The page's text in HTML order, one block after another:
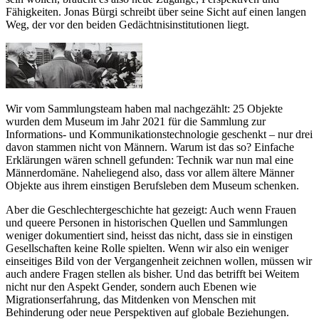
Fähigkeiten. Jonas Bürgi schreibt über seine Sicht auf einen langen
Weg, der vor den beiden Gedächtnisinstitutionen liegt.
Wir vom Sammlungsteam haben mal nachgezählt: 25 Objekte
wurden dem Museum im Jahr 2021 für die Sammlung zur
Informations- und Kommunikationstechnologie geschenkt – nur drei
davon stammen nicht von Männern. Warum ist das so? Einfache
Erklärungen wären schnell gefunden: Technik war nun mal eine
Männerdomäne. Naheliegend also, dass vor allem ältere Männer
Objekte aus ihrem einstigen Berufsleben dem Museum schenken.
Aber die Geschlechtergeschichte hat gezeigt: Auch wenn Frauen
und queere Personen in historischen Quellen und Sammlungen
weniger dokumentiert sind, heisst das nicht, dass sie in einstigen
Gesellschaften keine Rolle spielten. Wenn wir also ein weniger
einseitiges Bild von der Vergangenheit zeichnen wollen, müssen wir
auch andere Fragen stellen als bisher. Und das betrifft bei Weitem
nicht nur den Aspekt Gender, sondern auch Ebenen wie
Migrationserfahrung, das Mitdenken von Menschen mit
Behinderung oder neue Perspektiven auf globale Beziehungen.